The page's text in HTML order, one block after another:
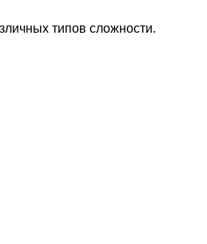
типов сложности.